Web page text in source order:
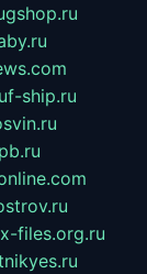
f-ship.ru
files.org.ru